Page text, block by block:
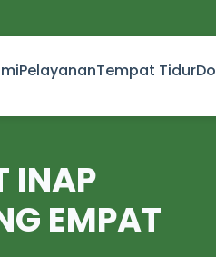
PelayananTempat Tidur
INAP
EMPAT